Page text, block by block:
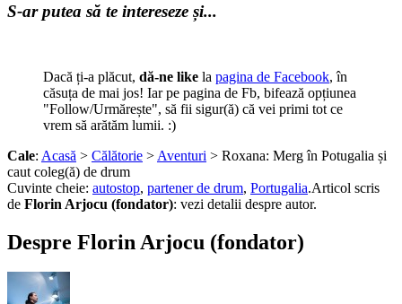
S-ar putea să te intereseze și...
Dacă ți-a plăcut, dă-ne like la pagina de Facebook, în
căsuța de mai jos! Iar pe pagina de Fb, bifează opțiunea
"Follow/Urmărește", să fii sigur(ă) că vei primi tot ce
vrem să arătăm lumii. :)
Cale: Acasă > Călătorie > Aventuri > Roxana: Merg în Potugalia și
caut coleg(ă) de drum
Cuvinte cheie: autostop, partener de drum, Portugalia.Articol scris
de Florin Arjocu (fondator): vezi detalii despre autor.
Despre Florin Arjocu (fondator)